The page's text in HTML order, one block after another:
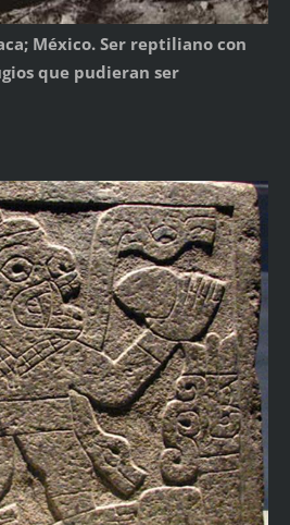
México. Ser reptiliano con
que pudieran ser